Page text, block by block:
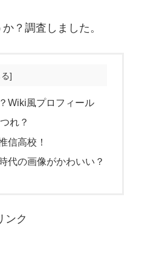
？調査しました。
Wiki風プロフィール
れ？
信高校！
代の画像がかわいい？
ンク